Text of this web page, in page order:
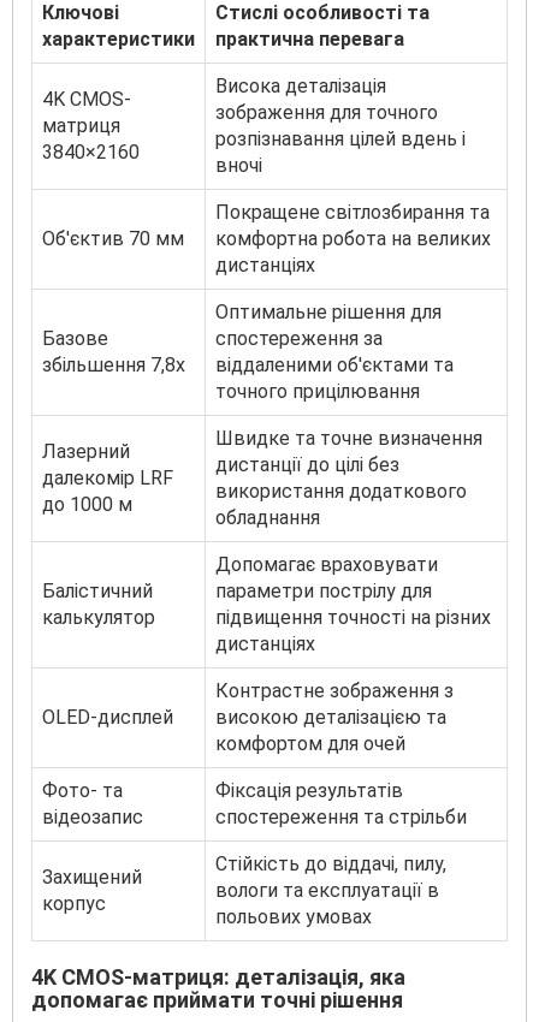
Ключові
характеристики
Стислі особливості та
практична перевага
4K CMOS-
матриця
3840×2160
Висока деталізація
зображення для точного
розпізнавання цілей вдень і
вночі
Об'єктив 70 мм
Покращене світлозбирання та
комфортна робота на великих
дистанціях
Базове
збільшення 7,8x
Оптимальне рішення для
спостереження за
віддаленими об'єктами та
точного прицілювання
Лазерний
далекомір LRF
до 1000 м
Швидке та точне визначення
дистанції до цілі без
використання додаткового
обладнання
Балістичний
калькулятор
Допомагає враховувати
параметри пострілу для
підвищення точності на різних
дистанціях
OLED-дисплей
Контрастне зображення з
високою деталізацією та
комфортом для очей
Фото- та
відеозапис
Фіксація результатів
спостереження та стрільби
Захищений
корпус
Стійкість до віддачі, пилу,
вологи та експлуатації в
польових умовах
4K CMOS-матриця: деталізація, яка
допомагає приймати точні рішення